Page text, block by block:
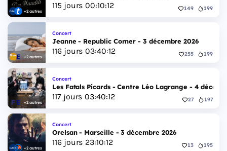
+2 autres
115 jours 00:10:11 149 199
+2 autres
Concert
Jeanne - Republic Corner - 3 décembre 2026
116jours 03:40:11 255 199
+2 autres
Concert
Les Fatals Picards - Centre Léo Lagrange - 4
117jours 03:40:11 27 197
+2 autres
Concert
Orelsan - Marseille - 3 décembre 2026
116jours 23:10:11 13 195